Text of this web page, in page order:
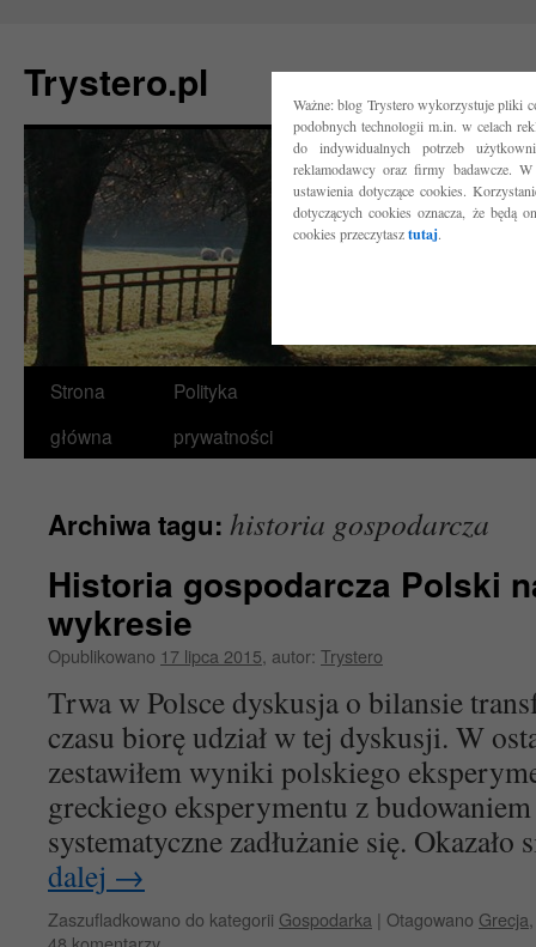
Ważne: blog Trystero wykorzystuje pliki
podobnych technologii m.in. w celach
do indywidualnych potrzeb
reklamodawcy oraz firmy badawcze.
ustawienia dotyczące cookies.
dotyczących cookies oznacza, że będą
cookies przeczytasztutaj.
Trystero.pl
Przejdź
do
Strona
główna
Polityka
prywatności
Archiwa tagu: historia gospodarcza
Historia gospodarcza Polski
wykresie
Opublikowano 17 lipca 2015 autor: Trystero
Trwa w Polsce dyskusja o bilansie
czasu biorę udział w tej dyskusji. W
zestawiłem wyniki polskiego
greckiego eksperymentu z
systematyczne zadłużanie się.
dalej →
Zaszufladkowano do kategorii Gospodarka | Otagowano Grecja